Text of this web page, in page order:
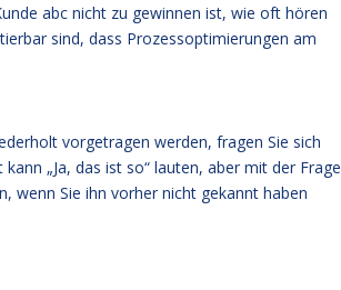
abc nicht zu gewinnen ist, wie oft hören
sind, dass Prozessoptimierungen am
vorgetragen werden, fragen Sie sich
„Ja, das ist so“ lauten, aber mit der Frage
wenn Sie ihn vorher nicht gekannt haben